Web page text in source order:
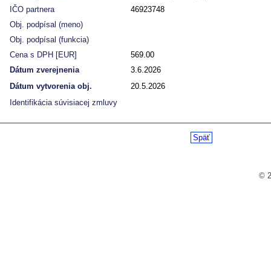
IČO partnera
46923748
Obj. podpísal (meno)
Obj. podpísal (funkcia)
Cena s DPH [EUR]
569.00
Dátum zverejnenia
3.6.2026
Dátum vytvorenia obj.
20.5.2026
Identifikácia súvisiacej zmluvy
Späť
©